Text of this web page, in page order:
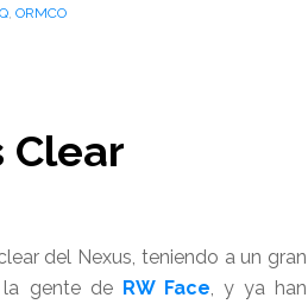
, ORMCO
Clear
del Nexus, teniendo a un gran
gente de RW Face, y ya han